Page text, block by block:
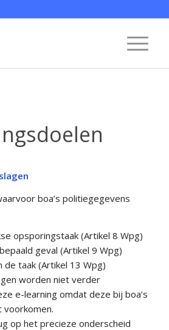
boa’s politiegegevens
opsporingstaak (Artikel 8 Wpg)
geval (Artikel 9 Wpg)
de taak (Artikel 13 Wpg)
worden niet verder
e-learning omdat deze bij boa’s
voorkomen.
op het precieze onderscheid